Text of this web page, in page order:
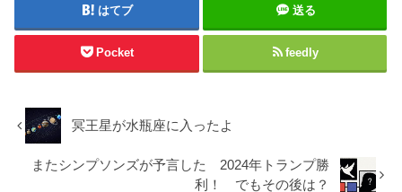
はてブ 送る
Pocket feedly
冥王星が水瓶座に入ったよ
またシンプソンズが予言した 2024年トランプ勝
利！ でもその後は？